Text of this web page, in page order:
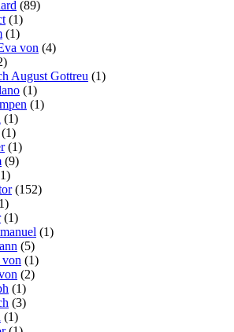
(89)
(1)
(1)
von (4)
August Gottreu (1)
(1)
(1)
(1)
(1)
(1)
(9)
(152)
(1)
(1)
(5)
(1)
(2)
(1)
(3)
(1)